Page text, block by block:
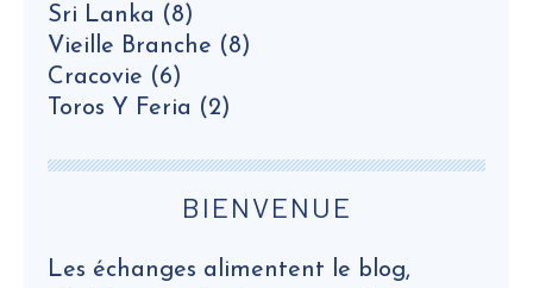
Sri Lanka (8)
Vieille Branche (8)
Cracovie (6)
Toros Y Feria (2)
BIENVENUE
Les échanges alimentent le blog,